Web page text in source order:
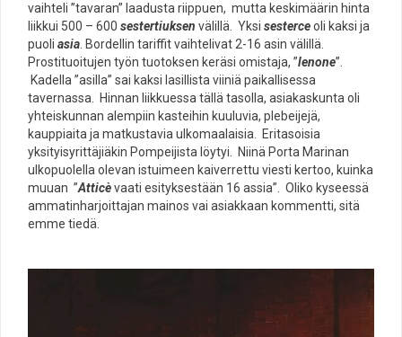
vaihteli ”tavaran” laadusta riippuen, mutta keskimäärin hinta
liikkui 500 – 600 sestertiuksen välillä. Yksi sesterceoli kaksi ja
puoli asia . Bordellin tariffit vaihtelivat 2-16 asin välillä.
Prostituoitujen työn tuotoksen keräsi omistaja, ”lenone”.
Kadella ”asilla” sai kaksi lasillista viiniä paikallisessa
tavernassa. Hinnan liikkuessa tällä tasolla, asiakaskunta oli
yhteiskunnan alempiin kasteihin kuuluvia, plebeijejä,
kauppiaita ja matkustavia ulkomaalaisia. Eritasoisia
yksityisyrittäjiäkin Pompeijista löytyi. Niinä Porta Marinan
ulkopuolella olevan istuimeen kaiverrettu viesti kertoo, kuinka
muuan ”Atticèvaati esityksestään 16 assia”. Oliko kyseessä
ammatinharjoittajan mainos vai asiakkaan kommentti, sitä
emme tiedä.